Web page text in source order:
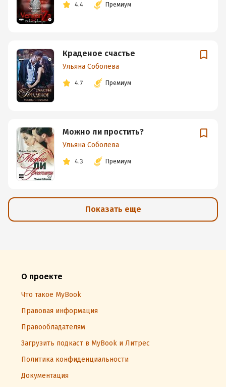
4.4 Премиум
Краденое счастье
Ульяна Соболева
4.7 Премиум
Можно ли простить?
Ульяна Соболева
4.3 Премиум
Показать еще
О проекте
Что такое MyBook
Правовая информация
Правообладателям
Загрузить подкаст в MyBook и Литрес
Политика конфиденциальности
Документация